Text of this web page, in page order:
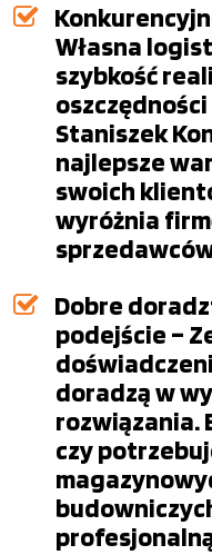
Własna
szybkość
Staniszek
najlepsze
swoich
wyróżnia
Dobre
podejście –
doradzą w
rozwiązania.
czy